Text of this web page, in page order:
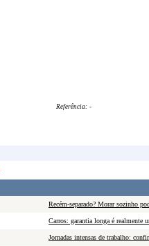
Referência: -
Recém-separado? Morar sozinho
Carros: garantia longa é realmente
Jornadas intensas de trabalho: